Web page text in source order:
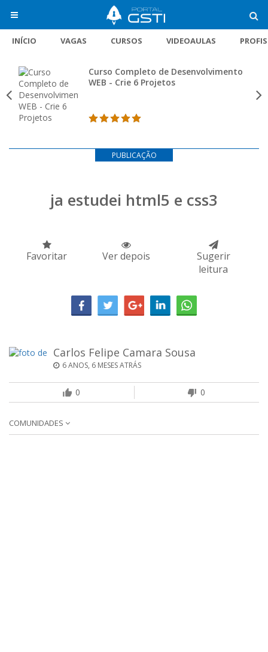
INÍCIO VAGAS CURSOS VIDEOAULAS
Curso Completo de Desenvolvimento
WEB - Crie 6 Projetos
PUBLICAÇÃO
ja estudei html5 e css3
Favoritar Ver depois
Sugerir
leitura
Carlos Felipe Camara Sousa
6 ANOS, 6 MESES ATRÁS
0 0
COMUNIDADES